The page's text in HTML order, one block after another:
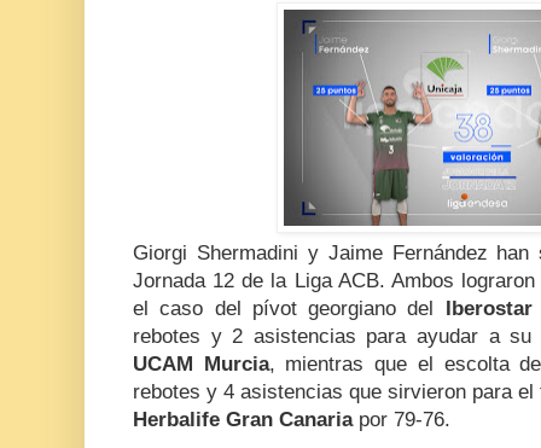
Giorgi Shermadini y Jaime Fernández
Jornada 12 de la Liga ACB. Ambos
el caso del pívot georgiano del Iberostar
rebotes y 2 asistencias para ayudar a
UCAM Murcia, mientras que el escolta
rebotes y 4 asistencias que sirvieron para
Herbalife Gran Canariapor 79-76.